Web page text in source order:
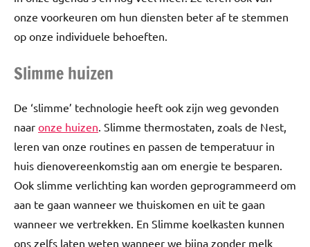
onze voorkeuren om hun diensten beter af te stemmen
op onze individuele behoeften.
Slimme huizen
De ‘slimme’ technologie heeft ook zijn weg gevonden
naar onze huizen. Slimme thermostaten, zoals de Nest,
leren van onze routines en passen de temperatuur in
huis dienovereenkomstig aan om energie te besparen.
Ook slimme verlichting kan worden geprogrammeerd om
aan te gaan wanneer we thuiskomen en uit te gaan
wanneer we vertrekken. En Slimme koelkasten kunnen
ons zelfs laten weten wanneer we bijna zonder melk